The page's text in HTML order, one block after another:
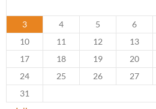
3
4 5 6
10
11 12 13
17
18 19 20
24
25 26 27
31